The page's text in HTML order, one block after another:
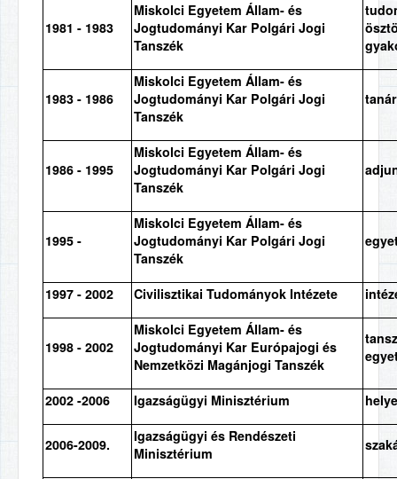
1981 - 1983
Miskolci Egyetem Állam- és
Jogtudományi Kar Polgári Jogi
Tanszék
1983 - 1986
Miskolci Egyetem Állam- és
Jogtudományi Kar Polgári Jogi
Tanszék
1986 - 1995
Miskolci Egyetem Állam- és
Jogtudományi Kar Polgári Jogi
Tanszék
1995 -
Miskolci Egyetem Állam- és
Jogtudományi Kar Polgári Jogi
Tanszék
1997 - 2002 Civilisztikai Tudományok Intézete
1998 - 2002
Miskolci Egyetem Állam- és
Jogtudományi Kar Európajogi és
Nemzetközi Magánjogi Tanszék
2002 -2006 Igazságügyi Minisztérium
2006-2009.
Igazságügyi és Rendészeti
Minisztérium